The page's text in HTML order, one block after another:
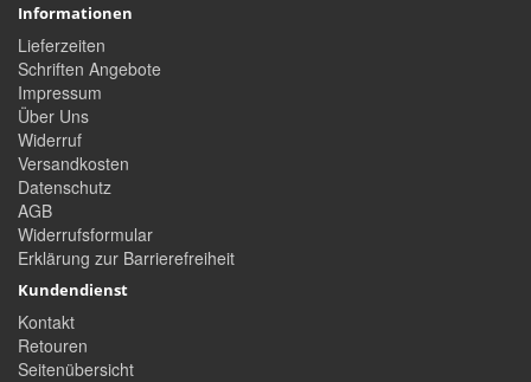
Informationen
Lieferzeiten
Schriften Angebote
Impressum
Über Uns
Widerruf
Versandkosten
Datenschutz
AGB
Widerrufsformular
Erklärung zur Barrierefreiheit
Kundendienst
Kontakt
Retouren
Seitenübersicht